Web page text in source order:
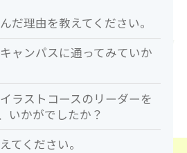
だ理由を教えてください。
ャンパスに通ってみていか
ラストコースのリーダーを
いかがでしたか？
てください。